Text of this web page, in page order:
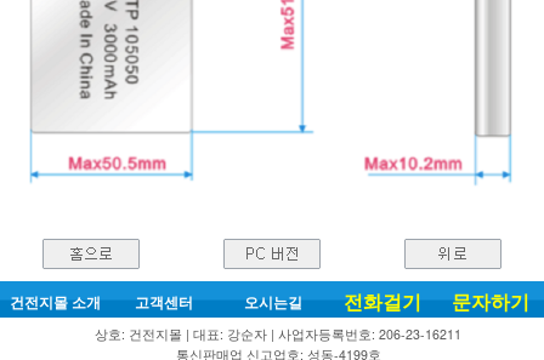
건전지몰 소개 고객센터 오시는길 전화걸기 문자하기
상호: 건전지몰 | 대표: 강순자 | 사업자등록번호: 206-23-16211
통신판매업 신고업호: 성동-4199호